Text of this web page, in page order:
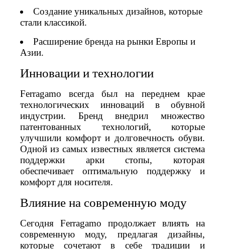
Создание уникальных дизайнов, которые
стали классикой.
Расширение бренда на рынки Европы и
Азии.
Инновации и технологии
Ferragamo всегда был на переднем крае
технологических инноваций в обувной
индустрии. Бренд внедрил множество
патентованных технологий, которые
улучшили комфорт и долговечность обуви.
Одной из самых известных является система
поддержки арки стопы, которая
обеспечивает оптимальную поддержку и
комфорт для носителя.
Влияние на современную моду
Сегодня Ferragamo продолжает влиять на
современную моду, предлагая дизайны,
которые сочетают в себе традиции и